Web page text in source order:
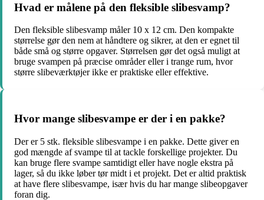
Hvad er målene på den fleksible slibesvamp?
Den fleksible slibesvamp måler 10 x 12 cm. Den kompakte
størrelse gør den nem at håndtere og sikrer, at den er egnet til
både små og større opgaver. Størrelsen gør det også muligt at
bruge svampen på præcise områder eller i trange rum, hvor
større slibeværktøjer ikke er praktiske eller effektive.
Hvor mange slibesvampe er der i en pakke?
Der er 5 stk. fleksible slibesvampe i en pakke. Dette giver en
god mængde af svampe til at tackle forskellige projekter. Du
kan bruge flere svampe samtidigt eller have nogle ekstra på
lager, så du ikke løber tør midt i et projekt. Det er altid praktisk
at have flere slibesvampe, især hvis du har mange slibeopgaver
foran dig.